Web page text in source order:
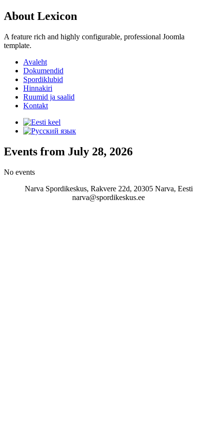
About Lexicon
A feature rich and highly configurable, professional Joomla
template.
Avaleht
Dokumendid
Spordiklubid
Hinnakiri
Ruumid ja saalid
Kontakt
Events from July 28, 2026
No events
Narva Spordikeskus, Rakvere 22d, 20305 Narva, Eesti
narva@spordikeskus.ee